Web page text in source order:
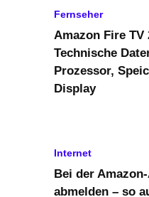
Fernseher
Amazon Fire TV
Technische
Prozessor,
Display
Internet
Bei der
abmelden – so